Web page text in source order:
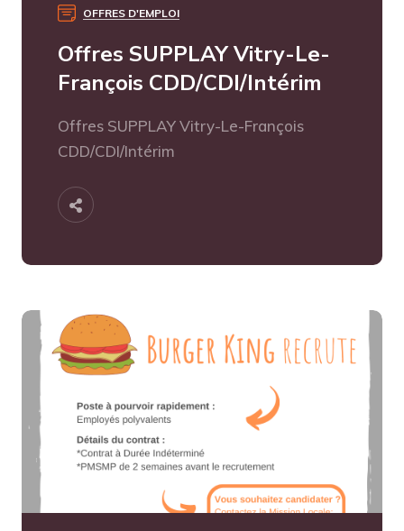
OFFRES D'EMPLOI
Offres SUPPLAY Vitry-Le-
François CDD/CDI/Intérim
Offres SUPPLAY Vitry-Le-François
CDD/CDI/Intérim